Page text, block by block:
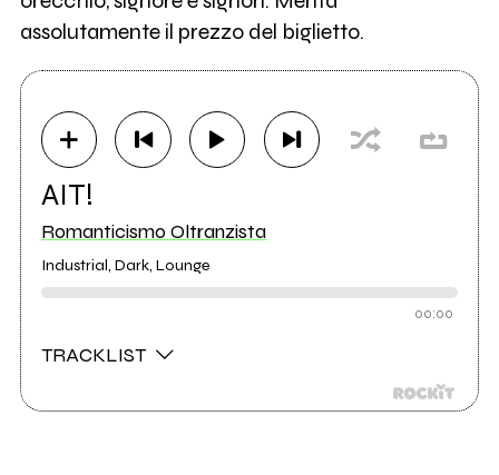
assolutamente il prezzo del biglietto.
AIT!
Romanticismo Oltranzista
Industrial, Dark, Lounge
00:00
TRACKLIST
1. Uno Spettacolo Adulto